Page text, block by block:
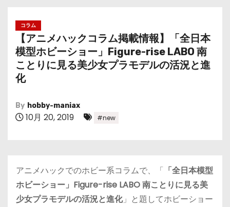
コラム
【アニメハックコラム掲載情報】「全日本
模型ホビーショー」Figure-rise LABO 南
ことりに見る美少女プラモデルの活況と進
化
By hobby-maniax
10月 20, 2019 #new
アニメハックでのホビー系コラムで、「 「全日本模型
ホビーショー」Figure-rise LABO 南ことりに見る美
少女プラモデルの活況と進化」と題してホビーショー